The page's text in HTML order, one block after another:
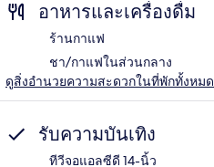
อาหารและเครื่องดื่ม
ร้านกาแฟ
ชา/กาแฟในส่วนกลาง
ดูสิ่งอำนวยความสะดวกในที่พักทั้งหมด
รับความบันเทิง
ทีวีจอแอลซีดี 14-นิ้ว